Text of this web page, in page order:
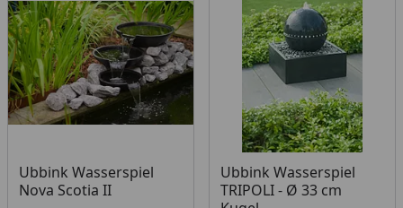
Ubbink Wasserspiel
Nova Scotia II
Ubbink Wasserspiel
TRIPOLI - Ø 33 cm